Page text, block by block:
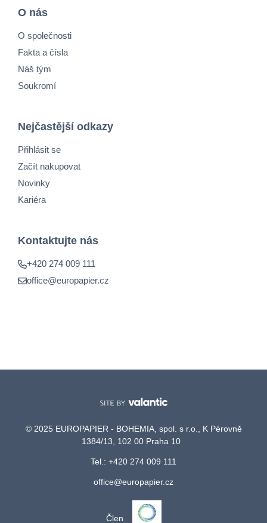
O nás
O společnosti
Fakta a čísla
Náš tým
Soukromí
Nejčastější odkazy
Přihlásit se
Začít nakupovat
Novinky
Kariéra
Kontaktujte nás
+420 274 009 111
office@europapier.cz
© 2025 EUROPAPIER - BOHEMIA, spol. s r.o., K Pérovně
1384/13, 102 00 Praha 10
Tel.: +420 274 009 111
office@europapier.cz
Člen